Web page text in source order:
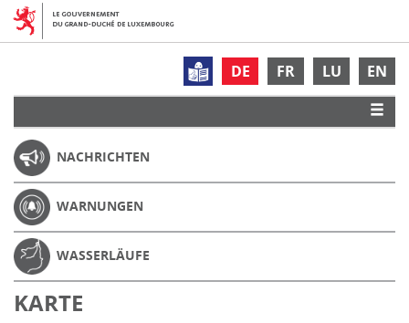
DE FR LU EN
NACHRICHTEN
WARNUNGEN
WASSERLÄUFE
KARTE